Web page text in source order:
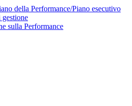
della Performance/Piano esecutivo
gestione
sulla Performance